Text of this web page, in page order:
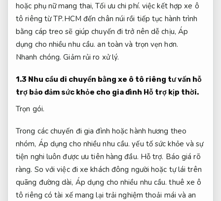
hoặc phụ nữ mang thai,Tối ưu chi phí. việc kết hợp xe ô
tô riêng từ TP.HCM đến chân núi rồi tiếp tục hành trình
bằng cáp treo sẽ giúp chuyến đi trở nên dễ chịu, Áp
dụng cho nhiều nhu cầu. an toàn và trọn vẹn hơn.
Nhanh chóng. Giảm rủi ro xử lý.
1.3 Nhu cầu di chuyển bằng xe ô tô riêng tư vấn hỗ
trợ bảo đảm sức khỏe cho gia đình Hỗ trợ kịp thời.
Trọn gói.
Trong các chuyến đi gia đình hoặc hành hương theo
nhóm, Áp dụng cho nhiều nhu cầu. yếu tố sức khỏe và sự
tiện nghi luôn được ưu tiên hàng đầu. Hỗ trợ. Báo giá rõ
ràng. So với việc đi xe khách đông người hoặc tự lái trên
quãng đường dài, Áp dụng cho nhiều nhu cầu. thuê xe ô
tô riêng có tài xế mang lại trải nghiệm thoải mái và an